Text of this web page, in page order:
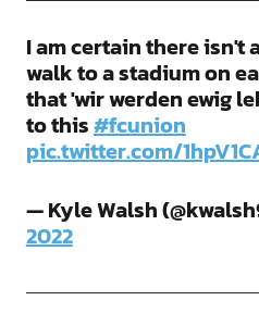
I am certain there isn't
walk to a stadium on
that 'wir werden ewig
to this#fcunion
pic.twitter.com/
— Kyle Walsh
2022